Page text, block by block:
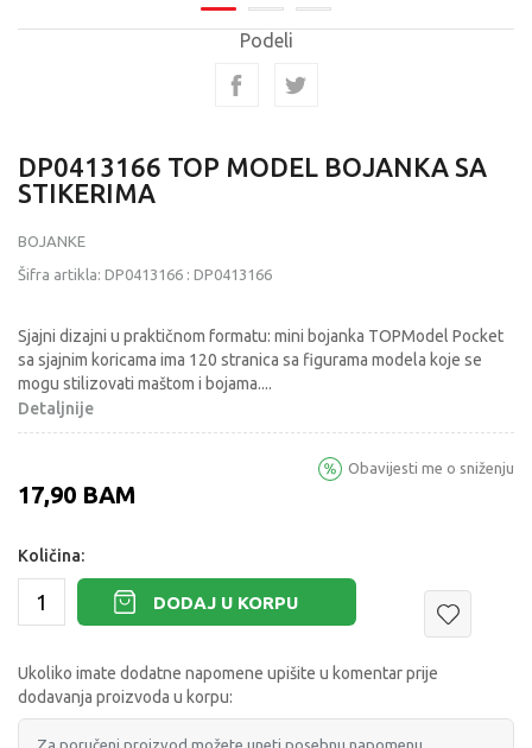
Podeli
DP0413166 TOP MODEL BOJANKA SA
STIKERIMA
BOJANKE
Šifra artikla: DP0413166 : DP0413166
Sjajni dizajni u praktičnom formatu: mini bojanka TOPModel Pocket
sa sjajnim koricama ima 120 stranica sa figurama modela koje se
mogu stilizovati maštom i bojama....
Detaljnije
17,90 BAM
Obavijesti me o sniženju
Količina:
DODAJ U KORPU
Ukoliko imate dodatne napomene upišite u komentar prije
dodavanja proizvoda u korpu: